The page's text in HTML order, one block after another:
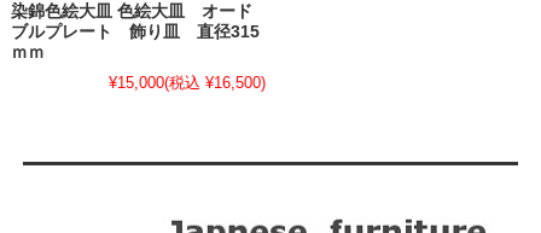
染錦色絵大皿 色絵大皿 オード
ブルプレート 飾り皿 直径315
ｍｍ
¥15,000(税込 ¥16,500)